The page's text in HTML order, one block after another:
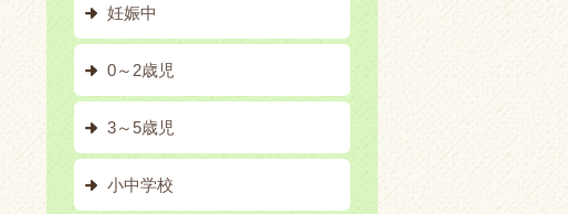
妊娠中
0～2歳児
3～5歳児
小中学校